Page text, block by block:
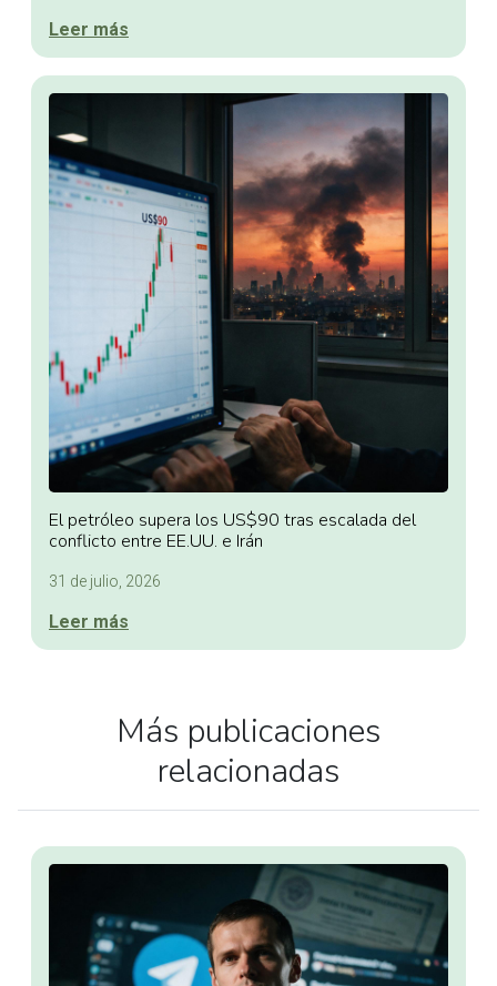
Leer más
El petróleo supera los US$90 tras escalada del
conflicto entre EE.UU. e Irán
31 de julio, 2026
Leer más
Más publicaciones
relacionadas